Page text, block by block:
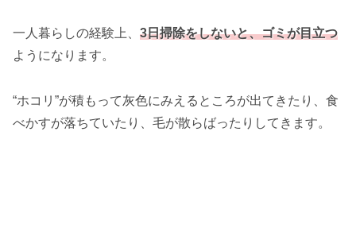
一人暮らしの経験上、 3日掃除をしないと、ゴミが目立つ
ようになります。
“ホコリ”が積もって灰色にみえるところが出てきたり、食
べかすが落ちていたり、毛が散らばったりしてきます。